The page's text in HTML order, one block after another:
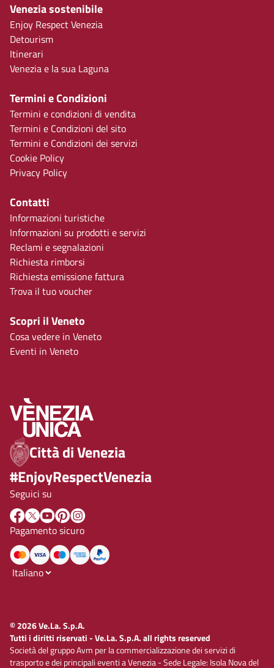
Venezia sostenibile
Enjoy Respect Venezia
Detourism
Itinerari
Venezia e la sua Laguna
Termini e Condizioni
Termini e condizioni di vendita
Termini e Condizioni del sito
Termini e Condizioni dei servizi
Cookie Policy
Privacy Policy
Contatti
Informazioni turistiche
Informazioni su prodotti e servizi
Reclami e segnalazioni
Richiesta rimborsi
Richiesta emissione fattura
Trova il tuo voucher
Scopri il Veneto
Cosa vedere in Veneto
Eventi in Veneto
Città di Venezia
#EnjoyRespectVenezia
Seguici su
Pagamento sicuro
© 2026 Ve.La. S.p.A.
Tutti i diritti riservati - Ve.La. S.p.A. all rights reserved
Società del gruppo Avm per la commercializzazione dei servizi di
trasporto e dei principali eventi a Venezia - Sede Legale: Isola Nova del